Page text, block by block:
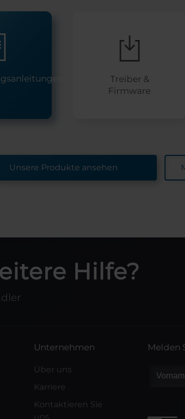
Treiber &
Firmware
Unsere Produkte ansehen
Hilfe?
Unternehmen
Über uns
Karriere
Kontaktieren Sie
uns
Melden